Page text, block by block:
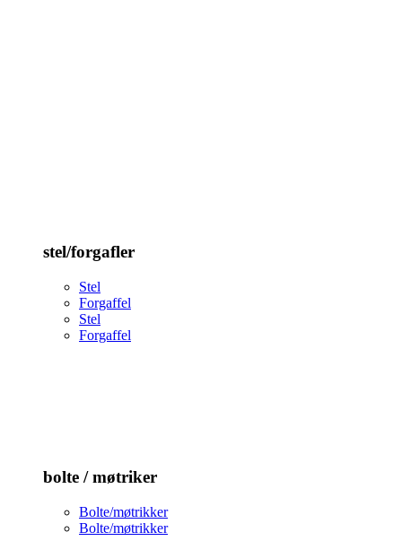
stel/forgafler
Stel
Forgaffel
Stel
Forgaffel
bolte / møtriker
Bolte/møtrikker
Bolte/møtrikker